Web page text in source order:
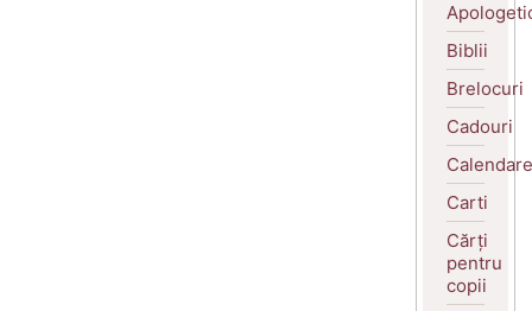
Biblii
Brelocuri
Cadouri
Calendare
Carti
Cărți
pentru
copii